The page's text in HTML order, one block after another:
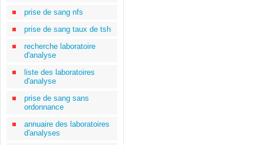
prise de sang nfs
prise de sang taux de tsh
recherche laboratoire
d'analyse
liste des laboratoires
d'analyse
prise de sang sans
ordonnance
annuaire des laboratoires
d'analyses